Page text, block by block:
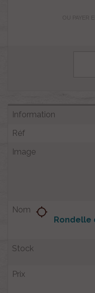
OU PAYER EN
location_searching